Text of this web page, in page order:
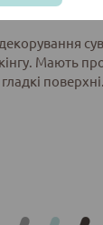
Мають
поверхні.